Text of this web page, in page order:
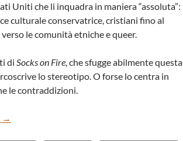
Uniti che li inquadra in maniera “assoluta”:
culturale conservatrice, cristiani fino al
le comunità etniche e queer.
di Socks on Fire, che sfugge abilmente questa
lo stereotipo. O forse lo centra in
le contraddizioni.
“SOCKS ON FIRE” DI BO MCGUIRE
→